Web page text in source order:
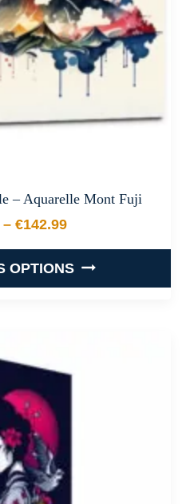
choisies
sur
la
page
– Aquarelle Mont Fuji
– €142.99
Plage de prix : €29.99 à
OPTIONS
plusieurs
Les
options
peuvent
être
choisies